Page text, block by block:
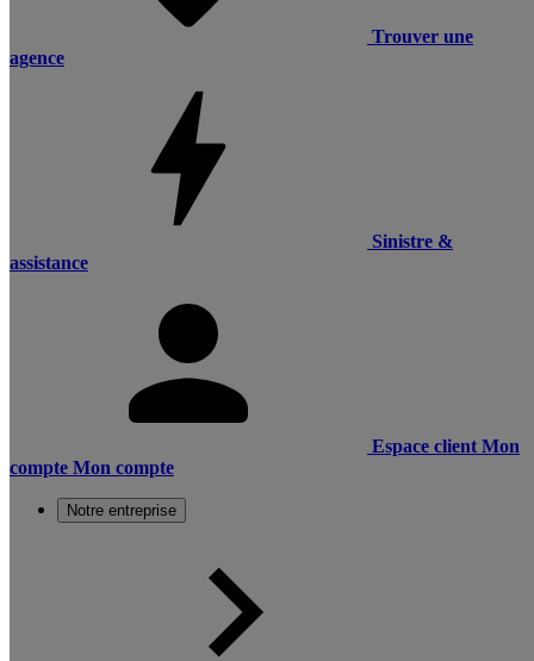
Trouver une
agence
Sinistre &
assistance
Espace client Mon
compte Mon compte
Notre entreprise